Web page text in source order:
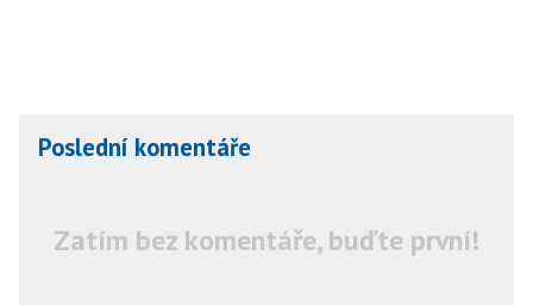
Poslední komentáře
Zatím bez komentáře, buďte první!